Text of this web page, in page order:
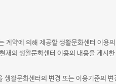
계약에 의해 제공할 생활문화센터 이용
의 생활문화센터 이용의 내용을 게시한
활문화센터의 변경 또는 이용기준의